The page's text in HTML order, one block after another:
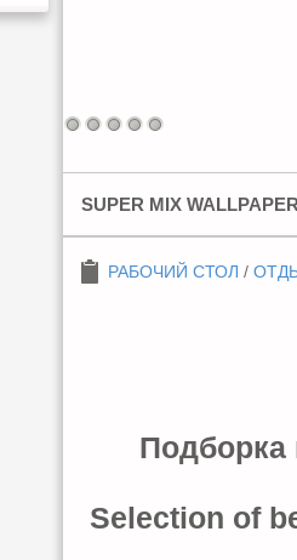
SUPER MIX
РАБОЧИЙ СТОЛ /
Подборка
Selection of